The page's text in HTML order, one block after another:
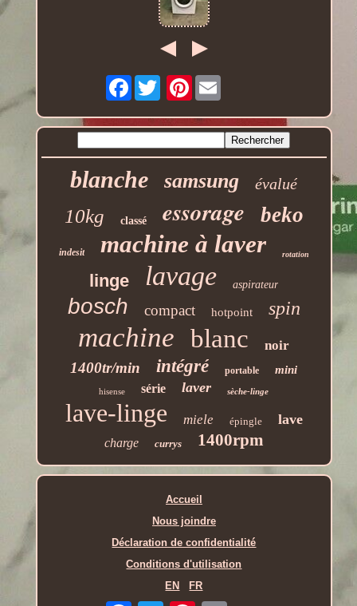
Facebook Pinterest
blanche samsung évalué
10kg classé essorage beko
indesit machine à laver rotation
linge lavage aspirateur
bosch compact hotpoint spin
machine blanc noir
1400tr/min intégré portable mini
hisense série laver sèche-linge
lave-linge miele épingle lave
charge currys 1400rpm
Accueil
Nous joindre
Déclaration de confidentialité
Conditions d'utilisation
EN
FR